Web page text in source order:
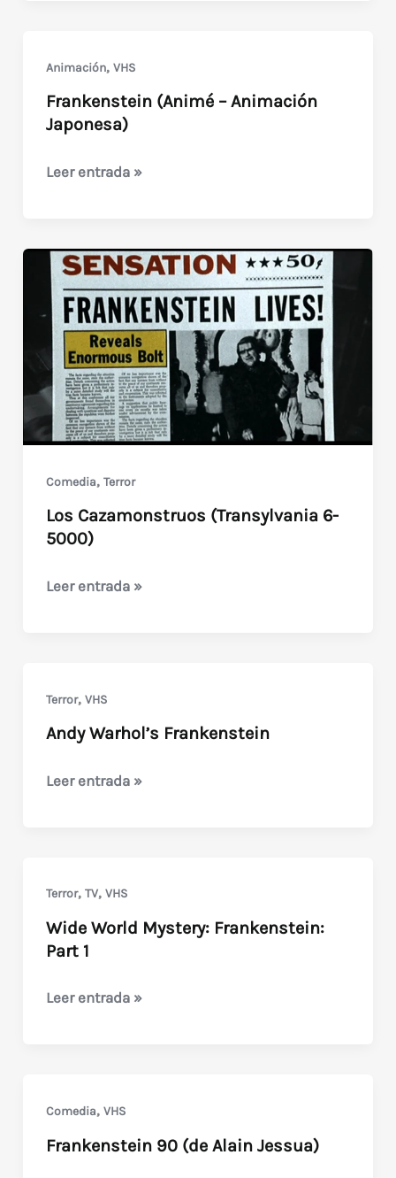
«Frankenstein,
El
Monstruito»
Animación, VHS
Frankenstein (Animé – Animación
Japonesa)
Frankenstein
Animación
Japonesa)
Leer entrada »
Comedia, Terror
Los Cazamonstruos (Transylvania 6-
5000)
Los
Leer entrada »
Terror, VHS
Andy Warhol’s Frankenstein
Andy
Leer entrada »
Terror, TV, VHS
Wide World Mystery: Frankenstein:
Part 1
Wide
1
Leer entrada »
Comedia, VHS
Frankenstein 90 (de Alain Jessua)